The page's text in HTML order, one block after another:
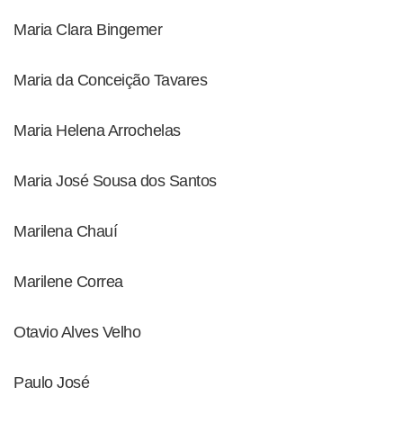
Maria Clara Bingemer
Maria da Conceição Tavares
Maria Helena Arrochelas
Maria José Sousa dos Santos
Marilena Chauí
Marilene Correa
Otavio Alves Velho
Paulo José